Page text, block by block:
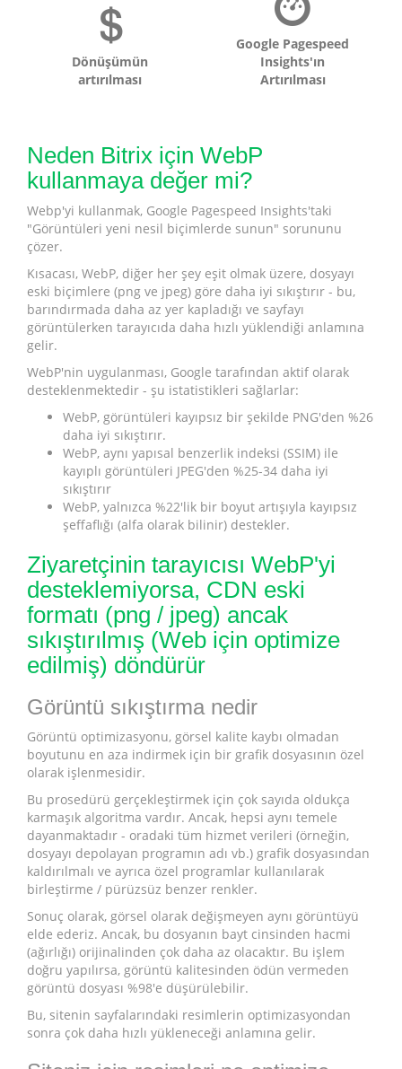
Dönüşümün
artırılması
Google Pagespeed
Insights'ın
Artırılması
Neden Bitrix için WebP
kullanmaya değer mi?
Webp'yi kullanmak, Google Pagespeed Insights'taki
"Görüntüleri yeni nesil biçimlerde sunun" sorununu
çözer.
Kısacası, WebP, diğer her şey eşit olmak üzere, dosyayı
eski biçimlere (png ve jpeg) göre daha iyi sıkıştırır - bu,
barındırmada daha az yer kapladığı ve sayfayı
görüntülerken tarayıcıda daha hızlı yüklendiği anlamına
gelir.
WebP'nin uygulanması, Google tarafından aktif olarak
desteklenmektedir - şu istatistikleri sağlarlar:
WebP, görüntüleri kayıpsız bir şekilde PNG'den %26
daha iyi sıkıştırır.
WebP, aynı yapısal benzerlik indeksi (SSIM) ile
kayıplı görüntüleri JPEG'den %25-34 daha iyi
sıkıştırır
WebP, yalnızca %22'lik bir boyut artışıyla kayıpsız
şeffaflığı (alfa olarak bilinir) destekler.
Ziyaretçinin tarayıcısı WebP'yi
desteklemiyorsa, CDN eski
formatı (png / jpeg) ancak
sıkıştırılmış (Web için optimize
edilmiş) döndürür
Görüntü sıkıştırma nedir
Görüntü optimizasyonu, görsel kalite kaybı olmadan
boyutunu en aza indirmek için bir grafik dosyasının özel
olarak işlenmesidir.
Bu prosedürü gerçekleştirmek için çok sayıda oldukça
karmaşık algoritma vardır. Ancak, hepsi aynı temele
dayanmaktadır - oradaki tüm hizmet verileri (örneğin,
dosyayı depolayan programın adı vb.) grafik dosyasından
kaldırılmalı ve ayrıca özel programlar kullanılarak
birleştirme / pürüzsüz benzer renkler.
Sonuç olarak, görsel olarak değişmeyen aynı görüntüyü
elde ederiz. Ancak, bu dosyanın bayt cinsinden hacmi
(ağırlığı) orijinalinden çok daha az olacaktır. Bu işlem
doğru yapılırsa, görüntü kalitesinden ödün vermeden
görüntü dosyası %98'e düşürülebilir.
Bu, sitenin sayfalarındaki resimlerin optimizasyondan
sonra çok daha hızlı yükleneceği anlamına gelir.